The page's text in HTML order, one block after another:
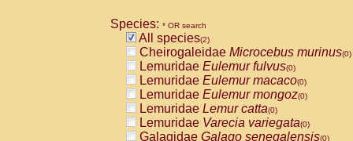
Atelidae Alouatta seniculus
AtelidaeAlouatta
AtelidaeAteles belzebuth(0)
AtelidaeAteles geoffroyi(0)
AtelidaeAteles paniscus(0)
AtelidaeAtelesspp. (0)
AtelidaeLagothrix lagothricha
AtelidaeLagothrix lagothricha cana
PitheciidaeCacajao calvus
Species: * OR search
All species(2)
Cheirogaleidae Microcebus murinus(0)
Lemuridae Eulemur fulvus(0)
Lemuridae Eulemur macaco(0)
Lemuridae Eulemur mongoz(0)
Lemuridae Lemur catta(0)
Lemuridae Varecia variegata(0)
Galagidae Galago senegalensis(0)